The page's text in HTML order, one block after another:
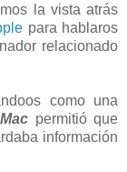
la vista atrás
para hablaros
relacionado
como una
Mac permitió que
información